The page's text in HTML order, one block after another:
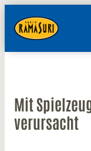
Mit
verursacht